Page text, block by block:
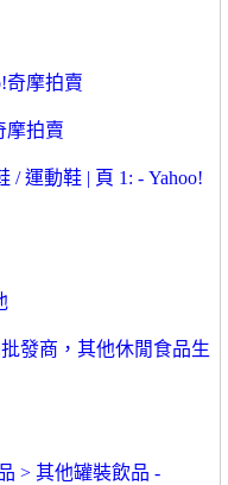
奇摩拍賣
摩拍賣
/ 運動鞋 | 頁 1: - Yahoo!
發商，其他休閒食品生
> 其他罐裝飲品 -